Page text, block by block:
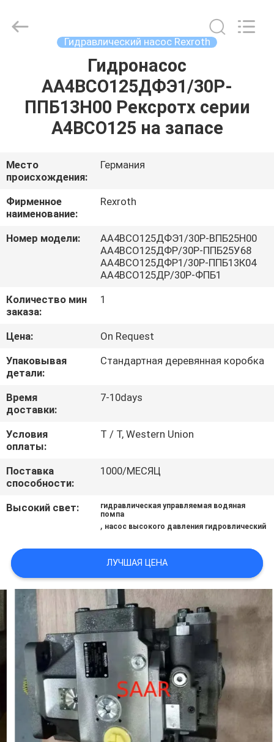
ПРОДУКТЫ
НАС
ПУТЕШЕСТВИЕ
ФАБРИКИ
МЫ
СПРОСИТЕ
ЦИТАТУ
КАРТА
САЙТА
PRIVACY
Electronic
Limited.
Гидравлический насос Rexroth
Гидронасос
АА4ВСО125ДФЭ1/30Р-
ППБ13Н00 Рексротх серии
А4ВСО125 на запасе
Место
происхождения:
Германия
Фирменное
наименование:
Rexroth
Номер модели:
АА4ВСО125ДФЭ1/30Р-ВПБ25Н00
АА4ВСО125ДФР/30Р-ППБ25У68
АА4ВСО125ДФР1/30Р-ППБ13К04
АА4ВСО125ДР/30Р-ФПБ1
Количество мин
заказа:
1
Цена:
On Request
Упаковывая
детали:
Стандартная деревянная коробка
Время
доставки:
7-10days
Условия
оплаты:
T / T, Western Union
Поставка
способности:
1000/МЕСЯЦ
Высокий свет:
гидравлическая управляемая водяная
помпа
, насос высокого давления гидровлический
ЛУЧШАЯ ЦЕНА